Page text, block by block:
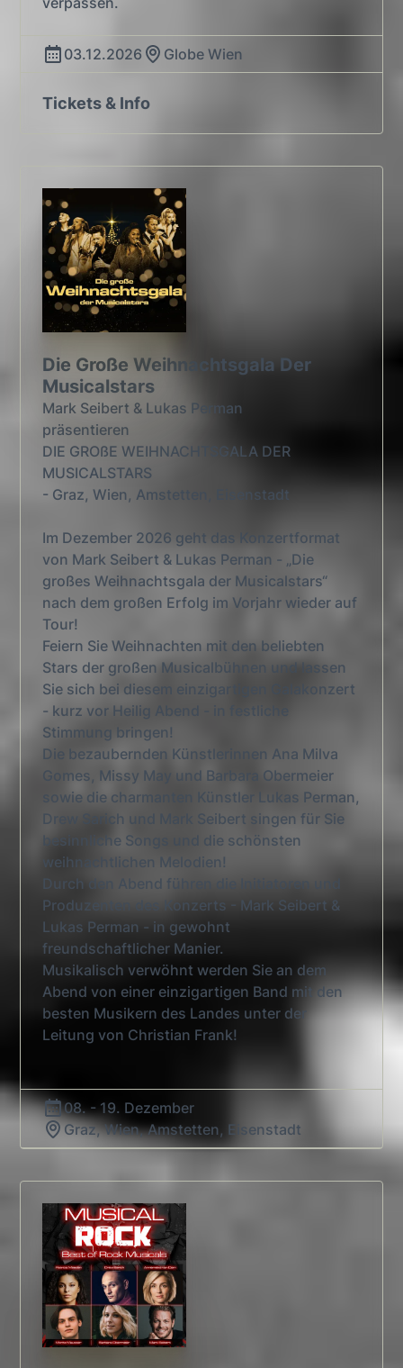
03.12.2026 Globe Wien
Tickets & Info
Die Große Weihnachtsgala Der
Musicalstars
Mark Seibert & Lukas Perman
präsentieren
DIE GROßE WEIHNACHTSGALA DER
MUSICALSTARS
- Graz, Wien, Amstetten, Eisenstadt
Im Dezember 2026 geht das Konzertformat
von Mark Seibert & Lukas Perman - „Die
großes Weihnachtsgala der Musicalstars“
nach dem großen Erfolg im Vorjahr wieder auf
Tour!
Feiern Sie Weihnachten mit den beliebten
Stars der großen Musicalbühnen und lassen
Sie sich bei diesem einzigartigen Galakonzert
- kurz vor Heilig Abend - in festliche
Stimmung bringen!
Die bezaubernden Künstlerinnen Ana Milva
Gomes, Missy May und Barbara Obermeier
sowie die charmanten Künstler Lukas Perman,
Drew Sarich und Mark Seibert singen für Sie
besinnliche Songs und die schönsten
weihnachtlichen Melodien!
Durch den Abend führen die Initiatoren und
Produzenten des Konzerts - Mark Seibert &
Lukas Perman - in gewohnt
freundschaftlicher Manier.
Musikalisch verwöhnt werden Sie an dem
Abend von einer einzigartigen Band mit den
besten Musikern des Landes unter der
Leitung von Christian Frank!
08. - 19. Dezember
Graz, Wien, Amstetten, Eisenstadt